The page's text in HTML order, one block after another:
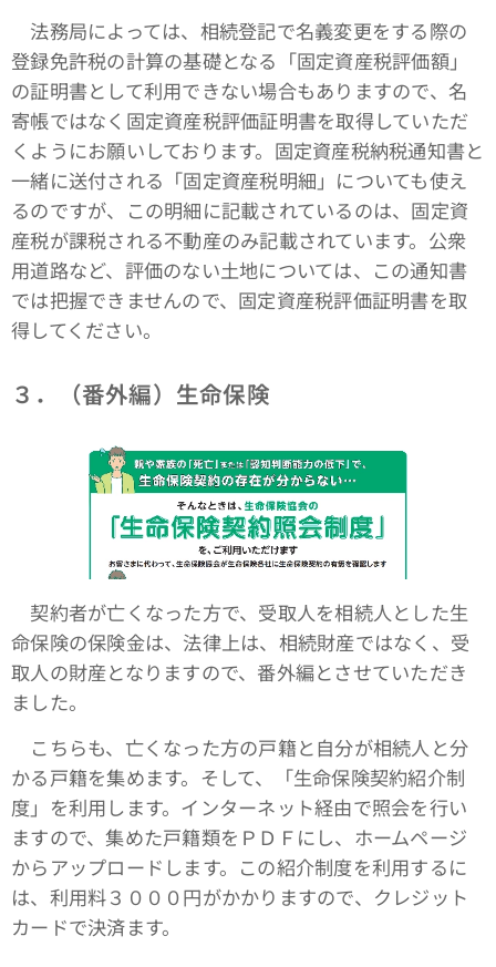
法務局によっては、相続登記で名義変更をする際の
登録免許税の計算の基礎となる「固定資産税評価額」
の証明書として利用できない場合もありますので、名
寄帳ではなく固定資産税評価証明書を取得していただ
くようにお願いしております。固定資産税納税通知書と
一緒に送付される「固定資産税明細」についても使え
るのですが、この明細に記載されているのは、固定資
産税が課税される不動産のみ記載されています。公衆
用道路など、評価のない土地については、この通知書
では把握できませんので、固定資産税評価証明書を取
得してください。
３．（番外編）生命保険
契約者が亡くなった方で、受取人を相続人とした生
命保険の保険金は、法律上は、相続財産ではなく、受
取人の財産となりますので、番外編とさせていただき
ました。
こちらも、亡くなった方の戸籍と自分が相続人と分
かる戸籍を集めます。そして、「生命保険契約紹介制
度」を利用します。インターネット経由で照会を行い
ますので、集めた戸籍類をＰＤＦにし、ホームページ
からアップロードします。この紹介制度を利用するに
は、利用料３０００円がかかりますので、クレジット
カードで決済ます。